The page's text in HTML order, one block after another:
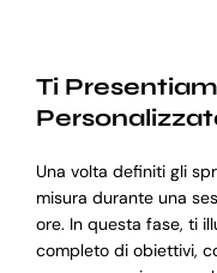
Ti
Una volta definiti gli
misura durante una
ore. In questa fase, ti
completo di obiettivi,